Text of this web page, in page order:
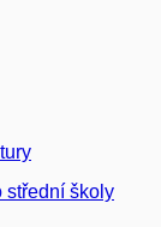
střední školy